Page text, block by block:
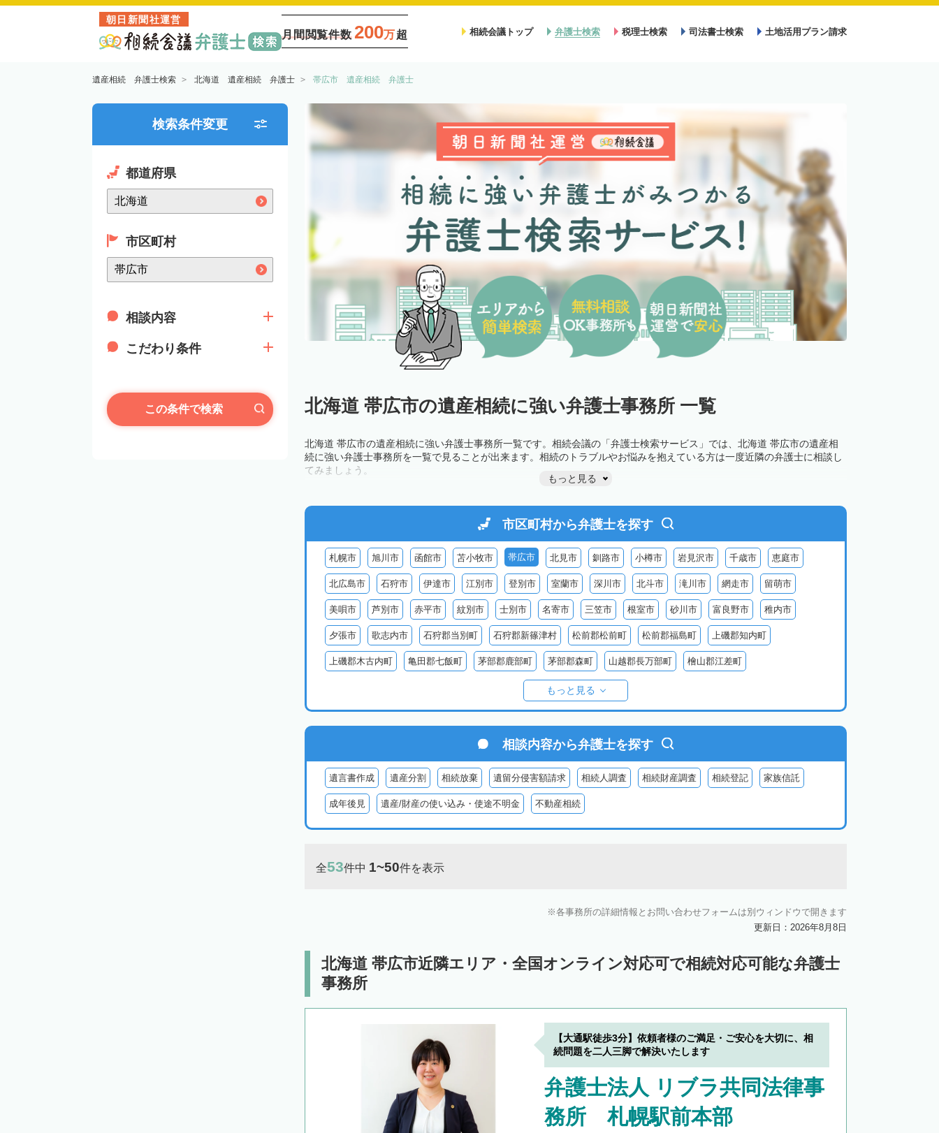
朝日新聞社運営
月間閲覧件数 200万超 相続会議トップ 弁護士検索 税理士検索 司法書士検索 土地活用プラン請求
遺産相続 弁護士検索 北海道 遺産相続 弁護士 帯広市 遺産相続 弁護士
検索条件変更
都道府県
市区町村
相談内容
こだわり条件
この条件で検索 北海道 帯広市の遺産相続に強い弁護士事務所 一覧
北海道 帯広市の遺産相続に強い弁護士事務所一覧です。相続会議の「弁護士検索サービス」では、北海道 帯広市の遺産相
続に強い弁護士事務所を一覧で見ることが出来ます。相続のトラブルやお悩みを抱えている方は一度近隣の弁護士に相談し
てみましょう。
もっと見る
市区町村から弁護士を探す
札幌市 旭川市 函館市 苫小牧市 帯広市 北見市 釧路市 小樽市 岩見沢市 千歳市 恵庭市
北広島市 石狩市 伊達市 江別市 登別市 室蘭市 深川市 北斗市 滝川市 網走市 留萌市
美唄市 芦別市 赤平市 紋別市 士別市 名寄市 三笠市 根室市 砂川市 富良野市 稚内市
夕張市 歌志内市 石狩郡当別町 石狩郡新篠津村 松前郡松前町 松前郡福島町 上磯郡知内町
上磯郡木古内町 亀田郡七飯町 茅部郡鹿部町 茅部郡森町 山越郡長万部町 檜山郡江差町
奥尻郡奥尻町
島牧郡島牧村 寿都郡寿都町 寿都郡黒松内町 磯谷郡蘭越町 虻田郡ニセコ町 虻田郡倶知安町
虻田郡喜茂別町 虻田郡京極町 虻田郡豊浦町
岩内郡共和町 岩内郡岩内町 二海郡八雲町 古宇郡泊村 古宇郡神恵内村 古平郡古平町 積丹郡積丹町
余市郡仁木町 余市郡余市町 余市郡赤井川村 空知郡南幌町 空知郡奈井江町 空知郡上砂川町
空知郡上富良野町 空知郡中富良野町 空知郡南富良野町
雨竜郡北竜町 雨竜郡沼田町
上川郡下川町 上川郡新得町 上川郡清水町 中川郡本別町
雨竜郡幌加内町 増毛郡増毛町 留萌郡小平町 苫前郡苫前町 苫前郡羽幌町 苫前郡初山別村
枝幸郡枝幸町 礼文郡礼文町 利尻郡利尻町 利尻郡利尻富士町 網走郡美幌町
網走郡大空町 斜里郡清里町 斜里郡小清水町 常呂郡訓子府町
常呂郡佐呂間町 紋別郡湧別町 紋別郡滝上町 紋別郡興部町
紋別郡西興部村 紋別郡雄武町 白老郡白老町 沙流郡日高町 沙流郡平取町 新冠郡新冠町
様似郡様似町 幌泉郡えりも町 日高郡新ひだか町 河東郡音更町 河東郡士幌町
もっと見る
相談内容から弁護士を探す
遺言書作成 遺産分割 相続放棄 遺留分侵害額請求 相続人調査 相続財産調査 相続登記 家族信託
成年後見 遺産/財産の使い込み・使途不明金 不動産相続
全53件中 1~50件を表示
各事務所の詳細情報とお問い合わせフォームは別ウィンドウで開きます
更新日：2026年8月8日
北海道 帯広市近隣エリア・全国オンライン対応可で相続対応可能な弁護士
事務所
【大通駅徒歩3分】依頼者様のご満足・ご安心を大切に、相
続問題を二人三脚で解決いたします
弁護士法人 リブラ共同法律事
務所 札幌駅前本部